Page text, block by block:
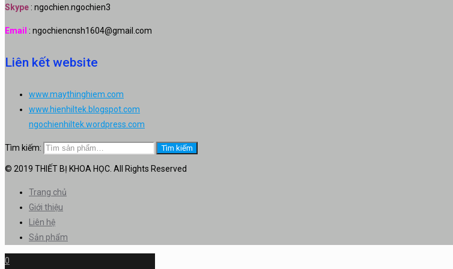
Skype : ngochien.ngochien3
Email : ngochiencnsh1604@gmail.com
Liên kết website
www.maythinghiem.com
www.hienhiltek.blogspot.com
ngochienhiltek.wordpress.com
Tìm kiếm: Tìm kiếm
© 2019 THIẾT BỊ KHOA HỌC. All Rights Reserved
Trang chủ
Giới thiệu
Liên hệ
Sản phẩm
0